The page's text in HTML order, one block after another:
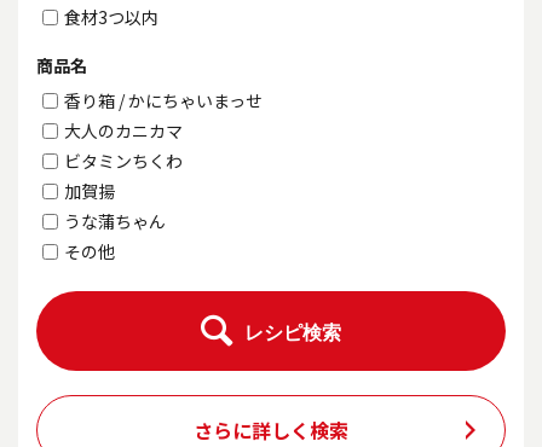
食材3つ以内
商品名
香り箱 / かにちゃいまっせ
大人のカニカマ
ビタミンちくわ
加賀揚
うな蒲ちゃん
その他
レシピ検索
さらに詳しく検索